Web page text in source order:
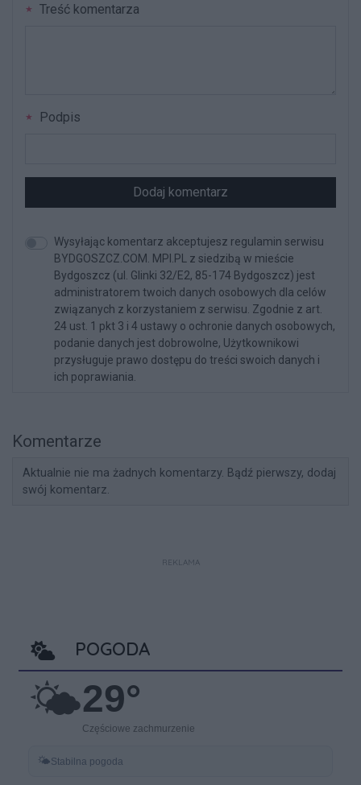
Treść komentarza
Podpis
Dodaj komentarz
Wysyłając komentarz akceptujesz regulamin serwisu
BYDGOSZCZ.COM. MPI.PL z siedzibą w mieście
Bydgoszcz (ul. Glinki 32/E2, 85-174 Bydgoszcz) jest
administratorem twoich danych osobowych dla celów
związanych z korzystaniem z serwisu. Zgodnie z art.
24 ust. 1 pkt 3 i 4 ustawy o ochronie danych osobowych,
podanie danych jest dobrowolne, Użytkownikowi
przysługuje prawo dostępu do treści swoich danych i
ich poprawiania.
Komentarze
Aktualnie nie ma żadnych komentarzy. Bądź pierwszy, dodaj
swój komentarz.
REKLAMA
POGODA